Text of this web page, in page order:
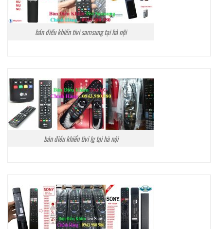
bán điều khiển tivi samsung tại hà nội
bán điều khiển tivi lg tại hà nội